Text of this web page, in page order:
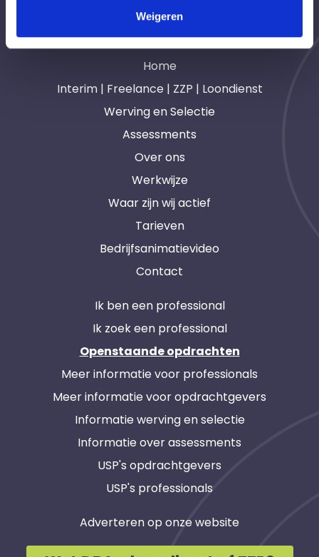
Weigeren
Navigatie
Home
Interim | Freelance | ZZP | Loondienst
Werving en Selectie
Assessments
Over ons
Werkwijze
Waar zijn wij actief
Tarieven
Bedrijfsanimatievideo
Contact
Ik ben een professional
Ik zoek een professional
Openstaande opdrachten
Meer informatie voor professionals
Meer informatie voor opdrachtgevers
Informatie werving en selectie
Informatie over assessments
USP's opdrachtgevers
USP's professionals
Adverteren op onze website